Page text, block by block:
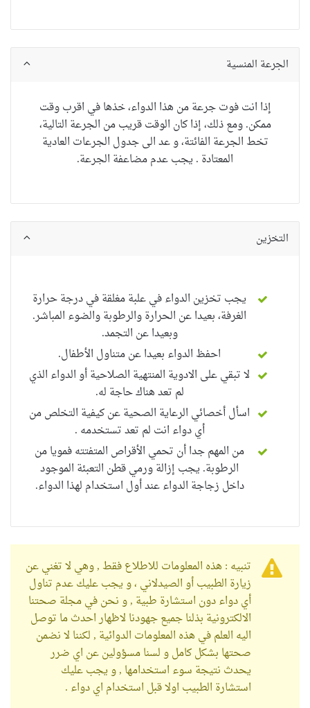
الجرعة المنسية
إذا انت فوت جرعة من هذا الدواء، خذها في اقرب وقت
ممكن. ومع ذلك، إذا كان الوقت قريب من الجرعة التالية،
تخط الجرعة الفائتة، و عد الى جدول الجرعات العادية
المعتادة . يجب عدم مضاعفة الجرعة.
التخزين
يجب تخزين الدواء في علبة مغلقة في درجة حرارة
الغرفة، بعيدا عن الحرارة والرطوبة والضوء المباشر.
وبعيدا عن التجمد.
احفظ الدواء بعيدا عن متناول الأطفال.
لا تبقي على الادوية المنتهية الصلاحية أو الدواء الذي
لم تعد هناك حاجة له.
اسأل أخصائي الرعاية الصحية عن كيفية التخلص من
أي دواء انت لم تعد تستخدمه .
من المهم جدا أن تحمي الأقراص المتفتته فمويا من
الرطوبة. يجب إزالة ورمي قطن التعبئة الموجود
داخل زجاجة الدواء عند أول استخدام لهذا الدواء.
تنبيه : هذه المعلومات للاطلاع فقط , وهي لا تغني عن
زيارة الطبيب أو الصيدلاني ، و يجب عليك عدم تناول
أي دواء دون استشارة طبية , و نحن في مجلة صحتنا
الالكترونية بذلنا جميع جهودنا لاظهار احدث ما توصل
اليه العلم في هذه المعلومات الدوائية , لكننا لا نضمن
صحتها بشكل كامل و لسنا مسؤولين عن اي ضرر
يحدث نتيجة سوء استخدامها , و يجب عليك
استشارة الطبيب اولا قبل استخدام اي دواء .